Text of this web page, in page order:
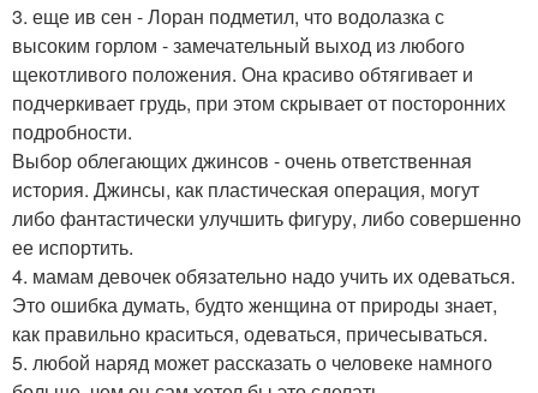
3. еще ив сен - Лоран подметил, что водолазка с
высоким горлом - замечательный выход из любого
щекотливого положения. Она красиво обтягивает и
подчеркивает грудь, при этом скрывает от посторонних
подробности.
Выбор облегающих джинсов - очень ответственная
история. Джинсы, как пластическая операция, могут
либо фантастически улучшить фигуру, либо совершенно
ее испортить.
4. мамам девочек обязательно надо учить их одеваться.
Это ошибка думать, будто женщина от природы знает,
как правильно краситься, одеваться, причесываться.
5. любой наряд может рассказать о человеке намного